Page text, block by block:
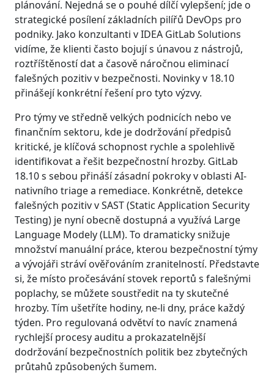
plánování. Nejedná se o pouhé dílčí vylepšení; jde o
strategické posílení základních pilířů DevOps pro
podniky. Jako konzultanti v IDEA GitLab Solutions
vidíme, že klienti často bojují s únavou z nástrojů,
roztříštěností dat a časově náročnou eliminací
falešných pozitiv v bezpečnosti. Novinky v 18.10
přinášejí konkrétní řešení pro tyto výzvy.
Pro týmy ve středně velkých podnicích nebo ve
finančním sektoru, kde je dodržování předpisů
kritické, je klíčová schopnost rychle a spolehlivě
identifikovat a řešit bezpečnostní hrozby. GitLab
18.10 s sebou přináší zásadní pokroky v oblasti AI-
nativního triage a remediace. Konkrétně, detekce
falešných pozitiv v SAST (Static Application Security
Testing) je nyní obecně dostupná a využívá Large
Language Modely (LLM). To dramaticky snižuje
množství manuální práce, kterou bezpečnostní týmy
a vývojáři stráví ověřováním zranitelností. Představte
si, že místo pročesávání stovek reportů s falešnými
poplachy, se můžete soustředit na ty skutečné
hrozby. Tím ušetříte hodiny, ne-li dny, práce každý
týden. Pro regulovaná odvětví to navíc znamená
rychlejší procesy auditu a prokazatelnější
dodržování bezpečnostních politik bez zbytečných
průtahů způsobených šumem.